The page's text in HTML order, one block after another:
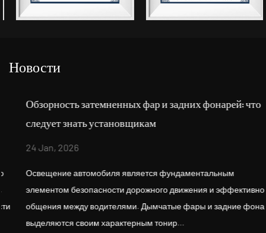
Новости
Обзорность затемненных фар и задних фонарей: что
следует знать установщикам
24 Jan, 2026
Освещение автомобиля является фундаментальным
элементом безопасности дорожного движения и эффективного
общения между водителями. Дымчатые фары и задние фонари
выделяются своим характерным тонир...